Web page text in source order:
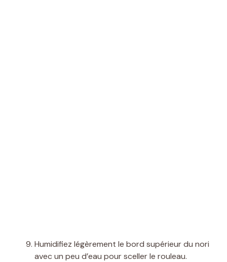
Humidifiez légèrement le bord supérieur du nori
avec un peu d’eau pour sceller le rouleau.